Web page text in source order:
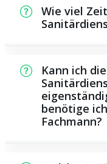
Wie viel
kurzen
hängt aber
diesem
Verkehrslage
Kann ich die
benötige ich in jedem Fall einen
Fachmann?